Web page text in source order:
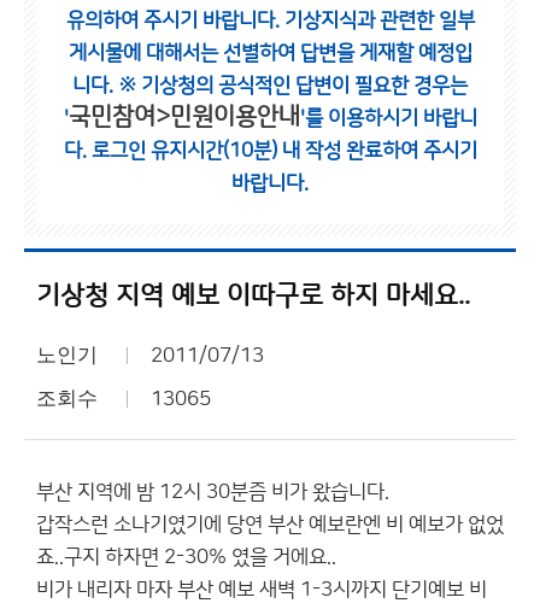
유의하여 주시기 바랍니다. 기상지식과 관련한 일부
게시물에 대해서는 선별하여 답변을 게재할 예정입
니다. ※ 기상청의 공식적인 답변이 필요한 경우는
'국민참여>민원이용안내 '를 이용하시기 바랍니
다. 로그인 유지시간(10분) 내 작성 완료하여 주시기
바랍니다.
기상청 지역 예보 이따구로 하지 마세요..
노인기 2011/07/13
조회수 13065
부산 지역에 밤 12시 30분즘 비가 왔습니다.
갑작스런 소나기였기에 당연 부산 예보란엔 비 예보가 없었
죠..구지 하자면 2-30% 였을 거에요..
비가 내리자 마자 부산 예보 새벽 1-3시까지 단기예보 비